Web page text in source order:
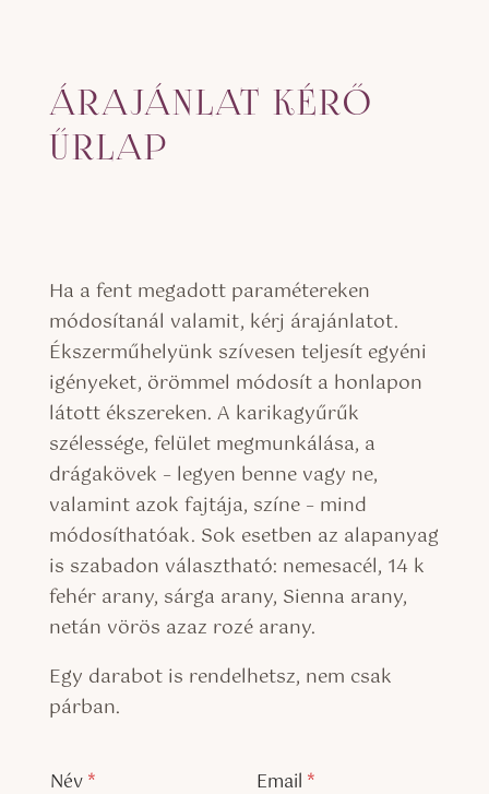
ÁRAJÁNLAT KÉRŐ
ŰRLAP
Ha a fent megadott paramétereken
módosítanál valamit, kérj árajánlatot.
Ékszerműhelyünk szívesen teljesít egyéni
igényeket, örömmel módosít a honlapon
látott ékszereken. A karikagyűrűk
szélessége, felület megmunkálása, a
drágakövek – legyen benne vagy ne,
valamint azok fajtája, színe – mind
módosíthatóak. Sok esetben az alapanyag
is szabadon választható: nemesacél, 14 k
fehér arany, sárga arany, Sienna arany,
netán vörös azaz rozé arany.
Egy darabot is rendelhetsz, nem csak
párban.
Név* Email *